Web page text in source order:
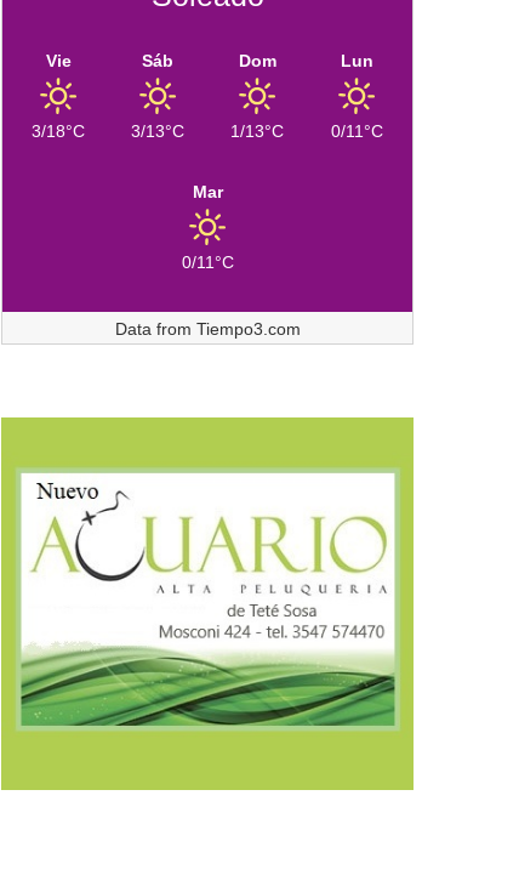
Vie
3/18°C
Sáb
3/13°C
Dom
1/13°C
Lun
0/11°C
Mar
0/11°C
Data from Tiempo3.com